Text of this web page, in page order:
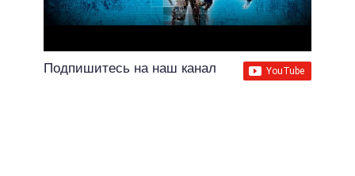
Подпишитесь на наш канал